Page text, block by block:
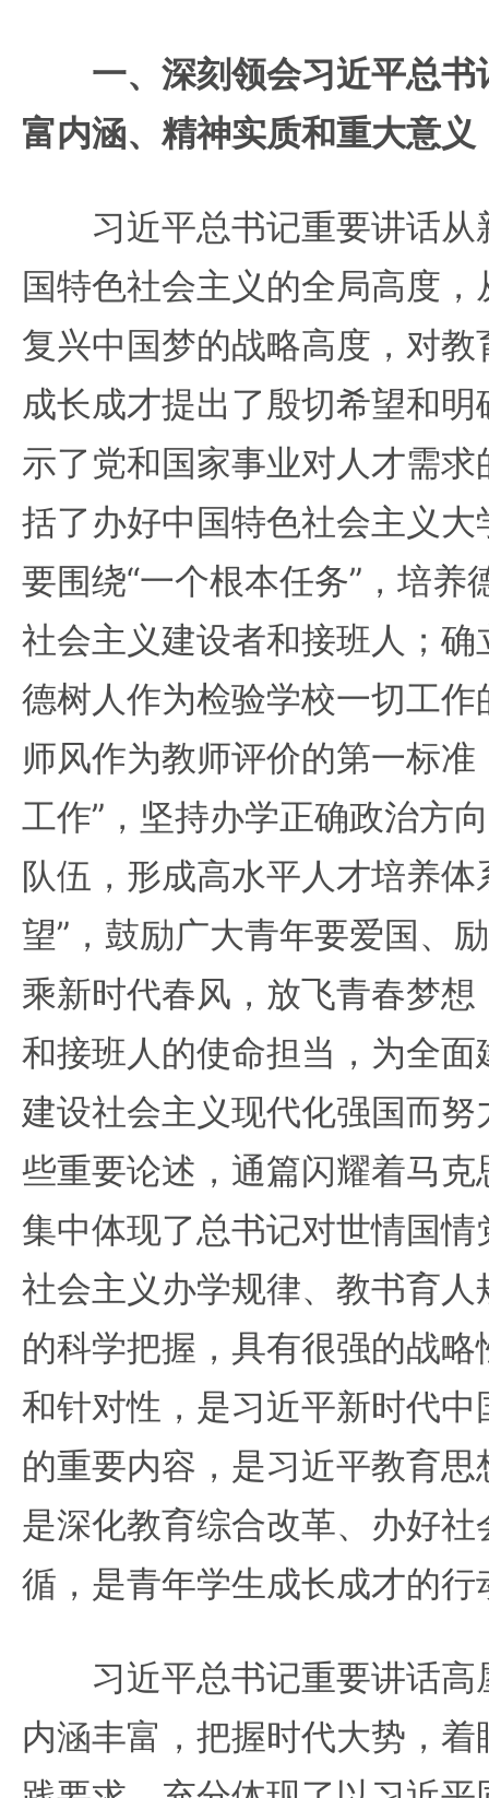
一、深刻领会习近平总
富内涵、精神实质和重大意义
习近平总书记重要讲话从
国特色社会主义的全局高度
复兴中国梦的战略高度，对
成长成才提出了殷切希望和
示了党和国家事业对人才需
括了办好中国特色社会主义
要围绕“一个根本任务”，培养
社会主义建设者和接班人；确
德树人作为检验学校一切工
师风作为教师评价的第一标准
工作”，坚持办学正确政治方
队伍，形成高水平人才培养体
望”，鼓励广大青年要爱国、
乘新时代春风，放飞青春梦
和接班人的使命担当，为全
建设社会主义现代化强国而
些重要论述，通篇闪耀着马
集中体现了总书记对世情国
社会主义办学规律、教书育
的科学把握，具有很强的战
和针对性，是习近平新时代
的重要内容，是习近平教育
是深化教育综合改革、办好
循，是青年学生成长成才的行
习近平总书记重要讲话高
内涵丰富，把握时代大势，